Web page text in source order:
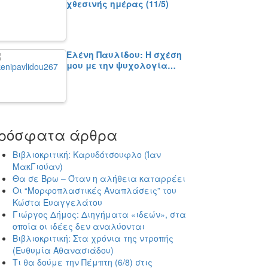
χθεσινής ημέρας (11/5)
Ελένη Παυλίδου: Η σχέση
μου με την ψυχολογία…
άρθρα
Βιβλιοκριτική: Καρυδότσουφλο (Ίαν
ΜακΓιούαν)
Θα σε Βρω – Όταν η αλήθεια καταρρέει
Οι “Μορφοπλαστικές Αναπλάσεις” του
Κώστα Ευαγγελάτου
Γιώργος Δήμος: Διηγήματα «ιδεών», στα
οποία οι ιδέες δεν αναλύονται
Βιβλιοκριτική: Στα χρόνια της ντροπής
(Ευθυμία Αθανασιάδου)
Τι θα δούμε την Πέμπτη (6/8) στις